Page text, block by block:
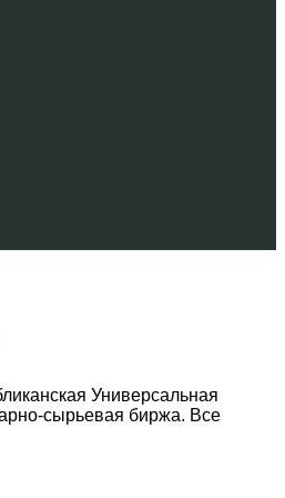
Универсальная
сырьевая биржа. Все